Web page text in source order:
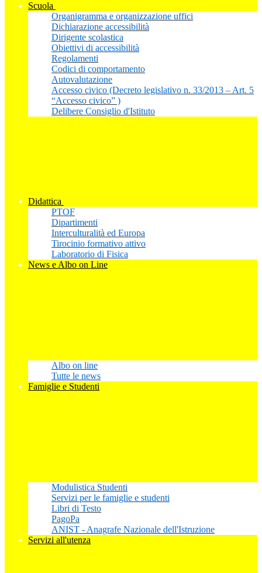
Scuola
Organigramma e organizzazione uffici
Dichiarazione accessibilità
Dirigente scolastica
Obiettivi di accessibilità
Regolamenti
Codici di comportamento
Autovalutazione
Accesso civico (Decreto legislativo n. 33/2013 – Art. 5
“Accesso civico” )
Delibere Consiglio d'Istituto
Didattica
PTOF
Dipartimenti
Interculturalità ed Europa
Tirocinio formativo attivo
Laboratorio di Fisica
News e Albo on Line
Albo on line
Tutte le news
Famiglie e Studenti
Modulistica Studenti
Servizi per le famiglie e studenti
Libri di Testo
PagoPa
ANIST - Anagrafe Nazionale dell'Istruzione
Servizi all'utenza